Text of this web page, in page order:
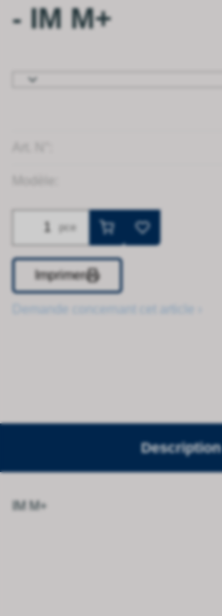
- IM M+
pce
Imprimer
Demande concernant cet article ›
Description
IM M+